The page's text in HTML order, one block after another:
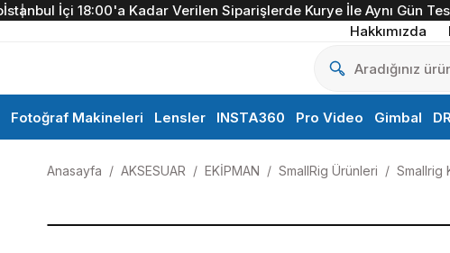
İçi 18:00'a Kadar Verilen Siparişlerde Kurye İle Aynı Gün Teslimat
Hakkımızda
Fotoğraf Makineleri Lensler INSTA360 Pro Video Gimbal
Anasayfa AKSESUAR EKİPMAN SmallRig Ürünleri Smallrig